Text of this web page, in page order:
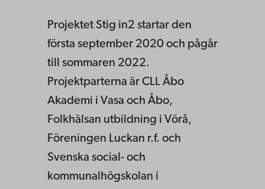
Projektet Stig in2 startar den
första september 2020 och pågår
till sommaren 2022.
Projektparterna är CLL Åbo
Akademi i Vasa och Åbo,
Folkhälsan utbildning i Vörå,
Föreningen Luckan r.f. och
Svenska social- och
kommunalhögskolan i